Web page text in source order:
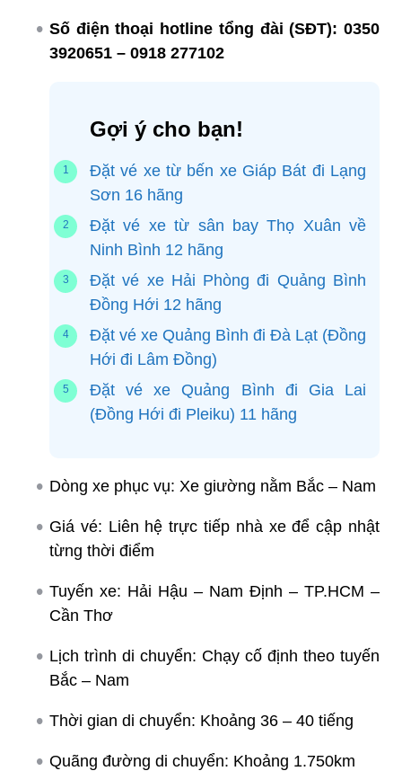
Số điện thoại hotline tổng đài (SĐT): 0350
3920651 – 0918 277102
Gợi ý cho bạn!
Đặt vé xe từ bến xe Giáp Bát đi Lạng
Sơn 16 hãng
Đặt vé xe từ sân bay Thọ Xuân về
Ninh Bình 12 hãng
Đặt vé xe Hải Phòng đi Quảng Bình
Đồng Hới 12 hãng
Đặt vé xe Quảng Bình đi Đà Lạt (Đồng
Hới đi Lâm Đồng)
Đặt vé xe Quảng Bình đi Gia Lai
(Đồng Hới đi Pleiku) 11 hãng
Dòng xe phục vụ: Xe giường nằm Bắc – Nam
Giá vé: Liên hệ trực tiếp nhà xe để cập nhật
từng thời điểm
Tuyến xe: Hải Hậu – Nam Định – TP.HCM –
Cần Thơ
Lịch trình di chuyển: Chạy cố định theo tuyến
Bắc – Nam
Thời gian di chuyển: Khoảng 36 – 40 tiếng
Quãng đường di chuyển: Khoảng 1.750km